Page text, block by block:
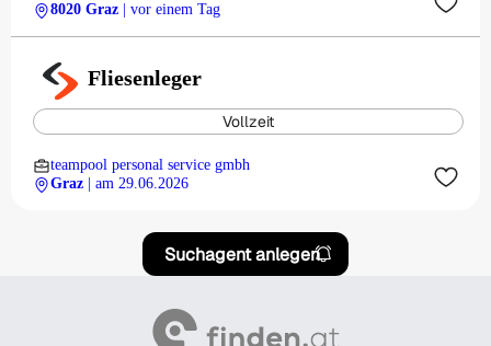
8020 Graz
| vor einem Tag
Fliesenleger
Vollzeit
teampool personal service gmbh
Graz
| am 29.06.2026
Suchagent anlegen